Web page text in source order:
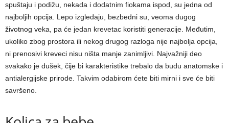
spuštaju i podižu, nekada i dodatnim fiokama ispod, su jedna od
najboljih opcija. Lepo izgledaju, bezbedni su, veoma dugog
životnog veka, pa će jedan krevetac koristiti generacije. Međutim,
ukoliko zbog prostora ili nekog drugog razloga nije najbolja opcija,
ni prenosivi kreveci nisu ništa manje zanimljivi. Najvažniji deo
svakako je dušek, čije bi karakteristike trebalo da budu anatomske i
antialergijske prirode. Takvim odabirom ćete biti mirni i sve će biti
savršeno.